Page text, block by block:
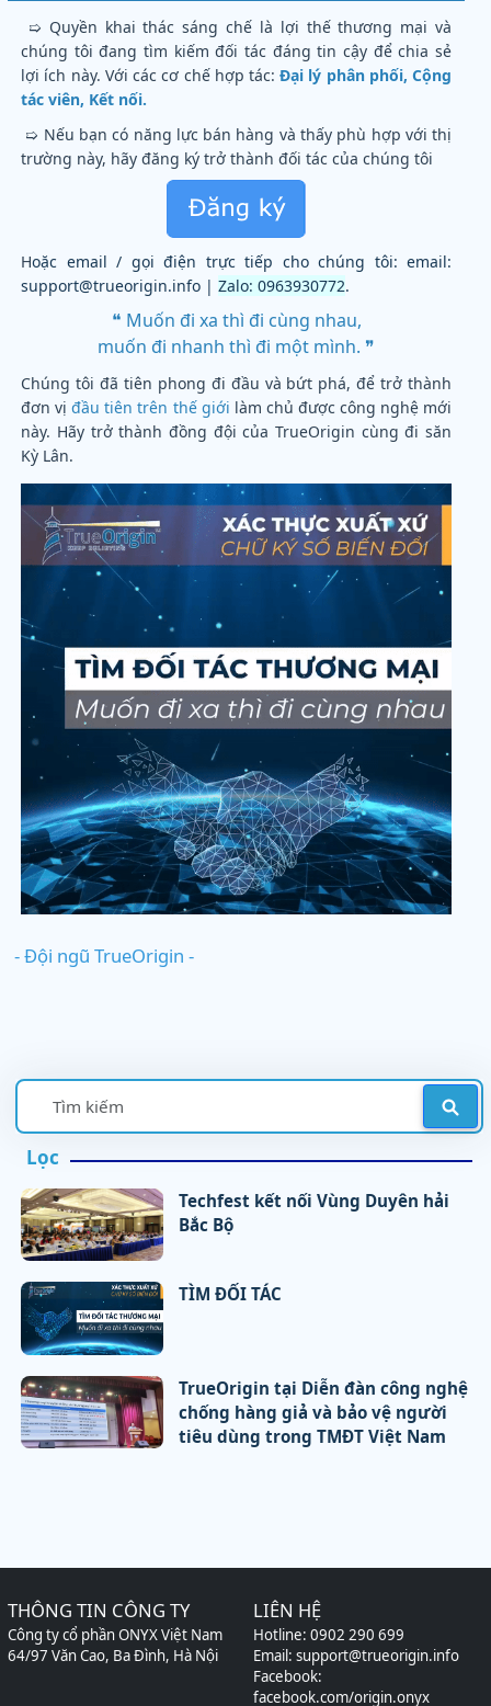
➯ Quyền khai thác sáng chế là lợi thế thương mại và
chúng tôi đang tìm kiếm đối tác đáng tin cậy để chia sẻ
lợi ích này. Với các cơ chế hợp tác: Đại lý phân phối, Cộng
tác viên, Kết nối.
➯ Nếu bạn có năng lực bán hàng và thấy phù hợp với thị
trường này, hãy đăng ký trở thành đối tác của chúng tôi
Hoặc email / gọi điện trực tiếp cho chúng tôi: email:
support@trueorigin.info |Zalo: 0963930772.
❝ Muốn đi xa thì đi cùng nhau,
muốn đi nhanh thì đi một mình. ❞
Chúng tôi đã tiên phong đi đầu và bứt phá, để trở thành
đơn vịđầu tiên trên thế giới làm chủ được công nghệ mới
này. Hãy trở thành đồng đội của TrueOrigin cùng đi săn
Kỳ Lân.
- Đội ngũ TrueOrigin -
Lọc
Techfest kết nối Vùng Duyên hải
Bắc Bộ
TÌM ĐỐI TÁC
TrueOrigin tại Diễn đàn công nghệ
chống hàng giả và bảo vệ người
tiêu dùng trong TMĐT Việt Nam
THÔNG TIN CÔNG TY
Công ty cổ phần ONYX Việt Nam
64/97 Văn Cao, Ba Đình, Hà Nội
LIÊN HỆ
Hotline:0902 290 699
Email:support@trueorigin.info
Facebook:
facebook.com/origin.onyx